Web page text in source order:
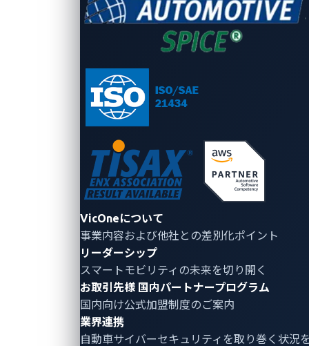
VicOneについて
事業内容および他社との差別化ポイント
リーダーシップ
スマートモビリティの未来を切り開く
お取引先様 国内パートナープログラム
国内向け公式加盟制度のご案内
業界連携
自動車サイバーセキュリティ を取り巻く状況
侵入テスト（ペネトレーションテスト）：
ム内の脆弱性を特定するための徹底的な評価を実
施します。
ダークウェブのモニタリング：ダークウェブにお
けるゼロデイ脆弱性や攻撃手法を追跡し、高度な
証します。
脆弱性情報の入手と情報共有：
トレンドマイクロ
Zero Day Initiative (ZDI)などの信頼できる脆弱
性専門機関と協力し、高品質なゼロデイ情報を入
手する。
自動車ハッキングコンテスト：
Automotive
などのコンテストに参加し、ソースコ
ードにアクセスすることなく脆弱性を発見する倫
理的なハッカーに挑戦してもらうことで、独創的
で斬新な脅威検出方法の促進を図ります。